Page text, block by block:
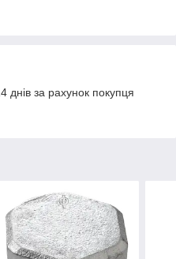
за рахунок покупця